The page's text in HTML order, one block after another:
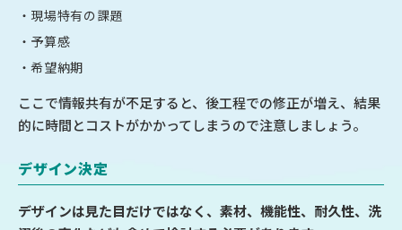
現場特有の課題
予算感
希望納期
ここで情報共有が不足すると、後工程での修正が増え、結果
的に時間とコストがかかってしまうので注意しましょう。
デザイン決定
デザインは見た目だけではなく、素材、機能性、耐久性、洗